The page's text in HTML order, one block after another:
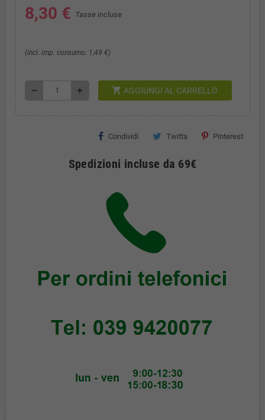
8,30 € Tasse incluse
(incl. imp. consumo: 1,49 €)
remove add shopping_cart AGGIUNGI AL CARRELLO
Condividi Twitta Pinterest
Spedizioni incluse da 69€